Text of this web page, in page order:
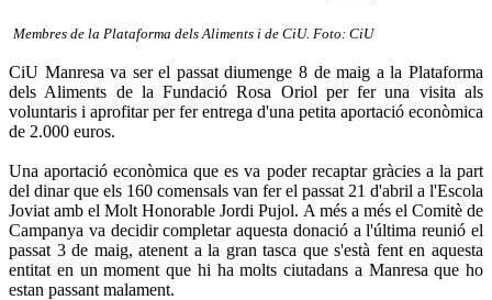
Membres de la Plataforma dels Aliments i de CiU. Foto: CiU
CiU Manresa va ser el passat diumenge 8 de maig a la Plataforma
dels Aliments de la Fundació Rosa Oriol per fer una visita als
voluntaris i aprofitar per fer entrega d'una petita aportació econòmica
de 2.000 euros.
Una aportació econòmica que es va poder recaptar gràcies a la part
del dinar que els 160 comensals van fer el passat 21 d'abril a l'Escola
Joviat amb el Molt Honorable Jordi Pujol. A més a més el Comitè de
Campanya va decidir completar aquesta donació a l'última reunió el
passat 3 de maig, atenent a la gran tasca que s'està fent en aquesta
entitat en un moment que hi ha molts ciutadans a Manresa que ho
estan passant malament.